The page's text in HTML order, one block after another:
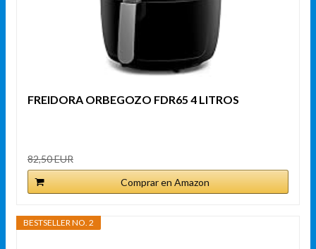
FREIDORA ORBEGOZO FDR65 4 LITROS
82,50 EUR
Comprar en Amazon
BESTSELLER NO. 2